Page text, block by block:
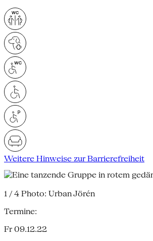
Weitere Hinweise zur Barrierefreiheit
1 / 4 Photo: Urban Jörén
Termine:
Fr 09.12.22